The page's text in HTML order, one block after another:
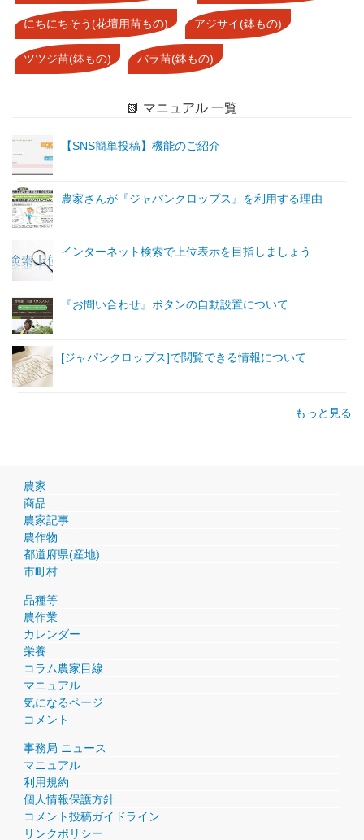
にちにちそう(花壇用苗もの) アジサイ(鉢もの)
ツツジ苗(鉢もの) バラ苗(鉢もの)
📗 マニュアル 一覧
【SNS簡単投稿】機能のご紹介
農家さんが『ジャパンクロップス』を利用する理由
インターネット検索で上位表示を目指しましょう
『お問い合わせ』ボタンの自動設置について
[ジャパンクロップス]で閲覧できる情報について
もっと見る
農家
商品
農家記事
農作物
都道府県(産地)
市町村
品種等
農作業
カレンダー
栄養
コラム農家目線
マニュアル
気になるページ
コメント
事務局 ニュース
マニュアル
利用規約
個人情報保護方針
コメント投稿ガイドライン
リンクポリシー